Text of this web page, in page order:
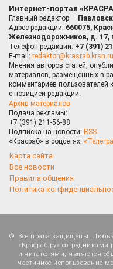
Интернет-портал
Главный редактор —
Адрес редакции: 660075,
Железнодорожников, д. 17,
Телефон редакции: +7 (391)
E-mail: redaktor@krasrab.krsn.ru
Мнения авторов статей,
материалов, размещённых в
комментариев пользователей
с позицией редакции.
Архив материалов
Подача рекламы:
+7 (391) 211-56-88
Подписка на новости: RSS
«Красраб» в соцсетях:
Карта сайта
Все новости
Правила общения
Политика
Все права защищены.
«Красраб.ру»
и читателями, являются
частичное использование